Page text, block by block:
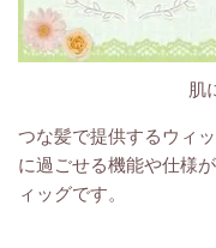
肌
つな髪で提供するウィ
に過ごせる機能や仕様
ィッグです。